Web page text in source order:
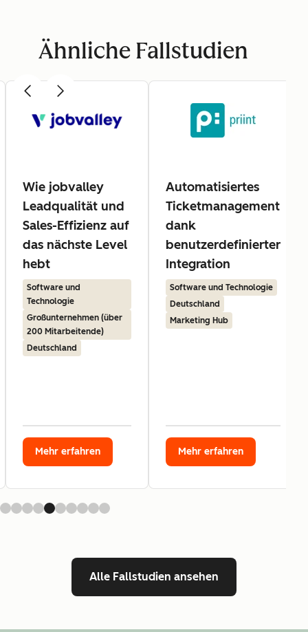
Ähnliche Fallstudien
Wie jobvalley
Leadqualität und
Sales-Effizienz auf
das nächste Level
hebt
Software und
Technologie
Großunternehmen (über
200 Mitarbeitende)
Deutschland
Mehr erfahren
Automatisiertes
Ticketmanagement
dank
benutzerdefinierter
Integration
Software und Technologie
Deutschland
Marketing Hub
Mehr erfahren
Alle Fallstudien ansehen